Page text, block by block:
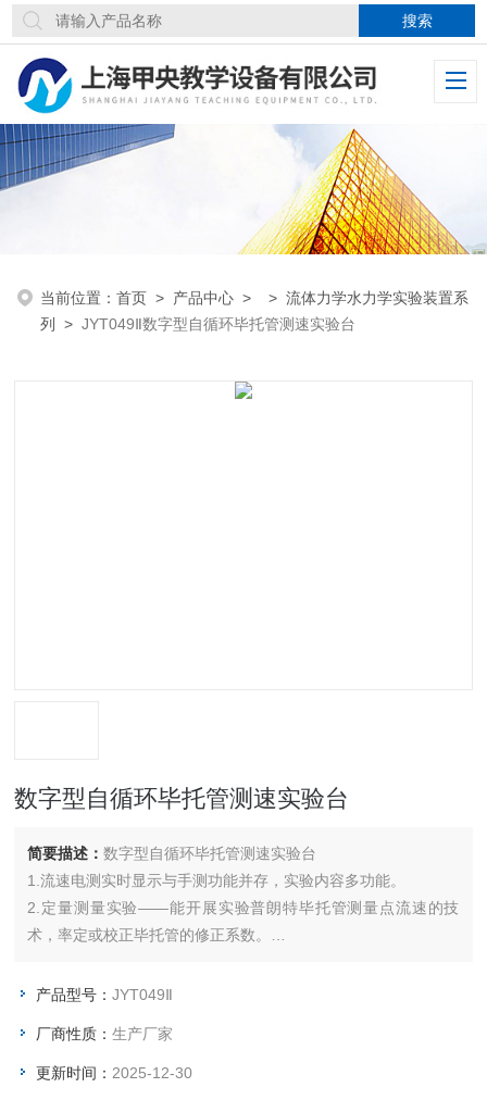
当前位置：首页 > 产品中心 > >流体力学水力学实验装置系
列
>JYT049Ⅱ数字型自循环毕托管测速实验台
数字型自循环毕托管测速实验台
简要描述：数字型自循环毕托管测速实验台
1.流速电测实时显示与手测功能并存，实验内容多功能。
2.定量测量实验——能开展实验普朗特毕托管测量点流速的技
术，率定或校正毕托管的修正系数。
产品型号：JYT049Ⅱ
厂商性质：生产厂家
更新时间： 2025-12-30